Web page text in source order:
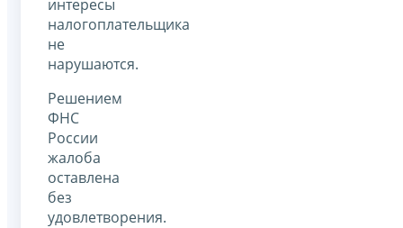
интересы
налогоплательщика
не
нарушаются.
Решением
ФНС
России
жалоба
оставлена
без
удовлетворения.